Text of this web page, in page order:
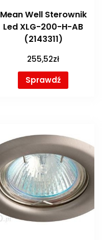
Mean Well Sterownik
Led XLG-200-H-AB
(2143311)
255,52zł
Sprawdź